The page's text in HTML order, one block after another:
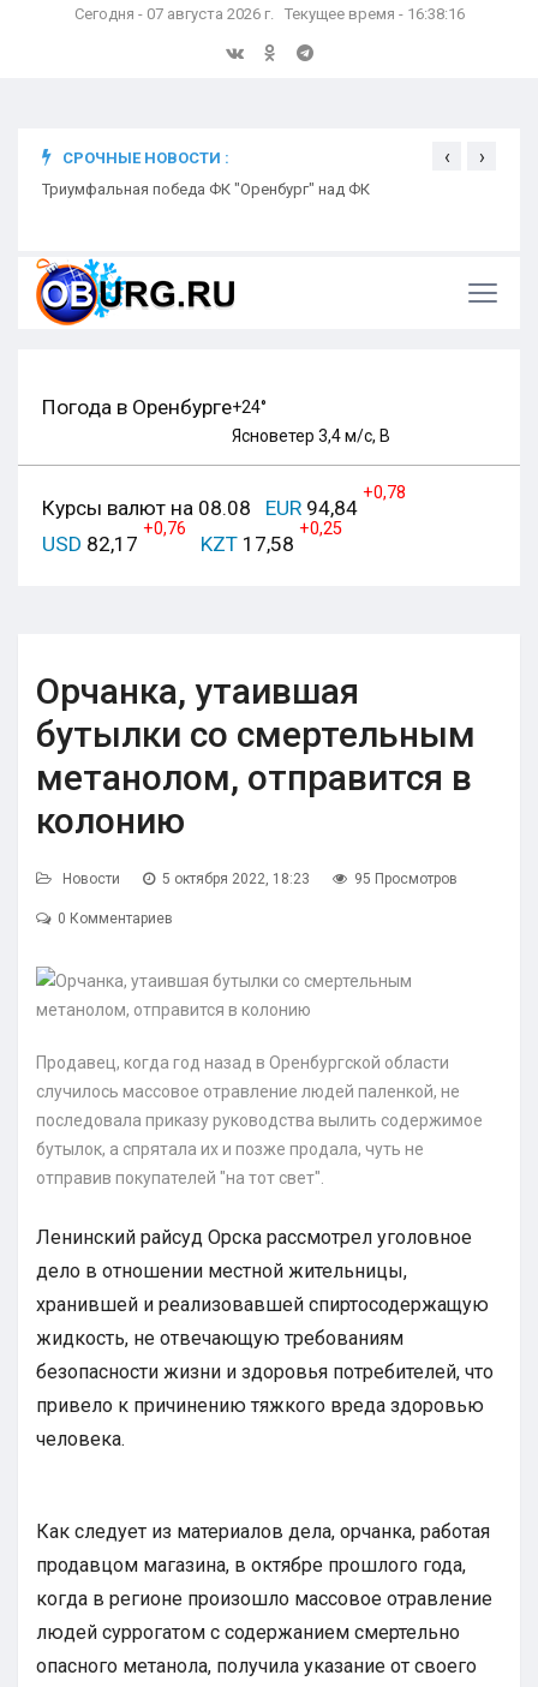
Сегодня - 07 августа 2026 г. Текущее время - 16:38:17
СРОЧНЫЕ НОВОСТИ :
Триумфальная победа ФК "Оренбург" над ФК
‹ ›
Погода в Оренбурге+24°
Ясноветер 3,4 м/с, В
Курсы валют на 08.08 EUR 94,84
+0,78
USD 82,17
+0,76
KZT 17,58
+0,25
Орчанка, утаившая
бутылки со смертельным
метанолом, отправится в
колонию
Новости 5 октября 2022, 18:23 95 Просмотров
0 Комментариев
Продавец, когда год назад в Оренбургской области
случилось массовое отравление людей паленкой, не
последовала приказу руководства вылить содержимое
бутылок, а спрятала их и позже продала, чуть не
отправив покупателей "на тот свет".
Ленинский райсуд Орска рассмотрел уголовное
дело в отношении местной жительницы,
хранившей и реализовавшей спиртосодержащую
жидкость, не отвечающую требованиям
безопасности жизни и здоровья потребителей, что
привело к причинению тяжкого вреда здоровью
человека.
Как следует из материалов дела, орчанка, работая
продавцом магазина, в октябре прошлого года,
когда в регионе произошло массовое отравление
людей суррогатом с содержанием смертельно
опасного метанола, получила указание от своего